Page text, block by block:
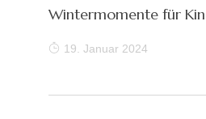
Wintermomente für
19. Januar 2024